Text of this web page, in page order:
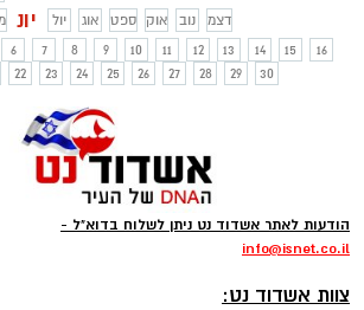
יונ יול אוג ספט אוק נוב
דצמ
6 7 8 9 10 11 12 13 14 15
16
22 23 24 25 26 27 28 29 30
הודעות לאתר אשדוד נט ניתן לשלוח בדוא"ל -
info@isnet.co.il
צוות אשדוד נט: